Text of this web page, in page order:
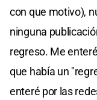
con que motivo),
ninguna
regreso. Me
que había un
enteré por las